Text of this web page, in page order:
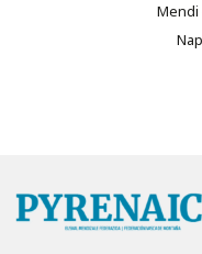
Mendi